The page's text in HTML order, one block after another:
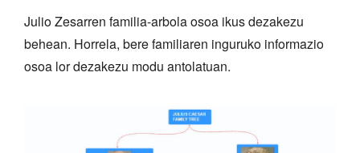
Julio Zesarren familia-arbola osoa ikus dezakezu
behean. Horrela, bere familiaren inguruko informazio
osoa lor dezakezu modu antolatuan.